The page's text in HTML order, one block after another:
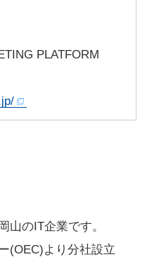
PLATFORM
山のIT企業です。
(OEC)より分社設立